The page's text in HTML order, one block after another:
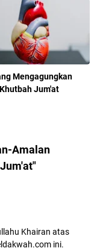
Mengagungkan
Jum'at
Amalan
Khairan atas
ini.